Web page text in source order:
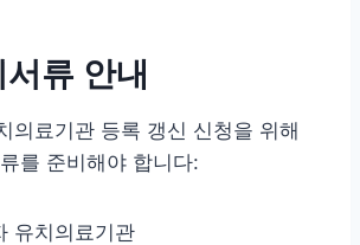
류 안내
의료기관 등록 갱신 신청을 위해
를 준비해야 합니다:
유치의료기관